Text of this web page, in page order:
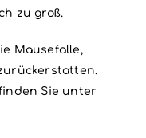
zu groß.
Mausefalle,
Sie unter